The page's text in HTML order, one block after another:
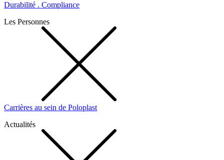
Durabilité . Compliance
Les Personnes
Carrières au sein de Poloplast
Actualités